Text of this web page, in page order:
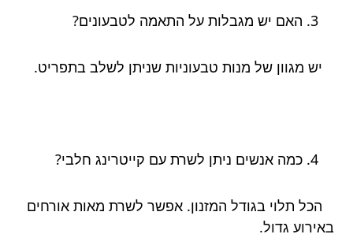
האם יש מגבלות על התאמה לטבעונים?
יש מגוון של מנות טבעוניות שניתן לשלב בתפריט.
כמה אנשים ניתן לשרת עם קייטרינג חלבי?
הכל תלוי בגודל המזנון. אפשר לשרת מאות אורחים
באירוע גדול.